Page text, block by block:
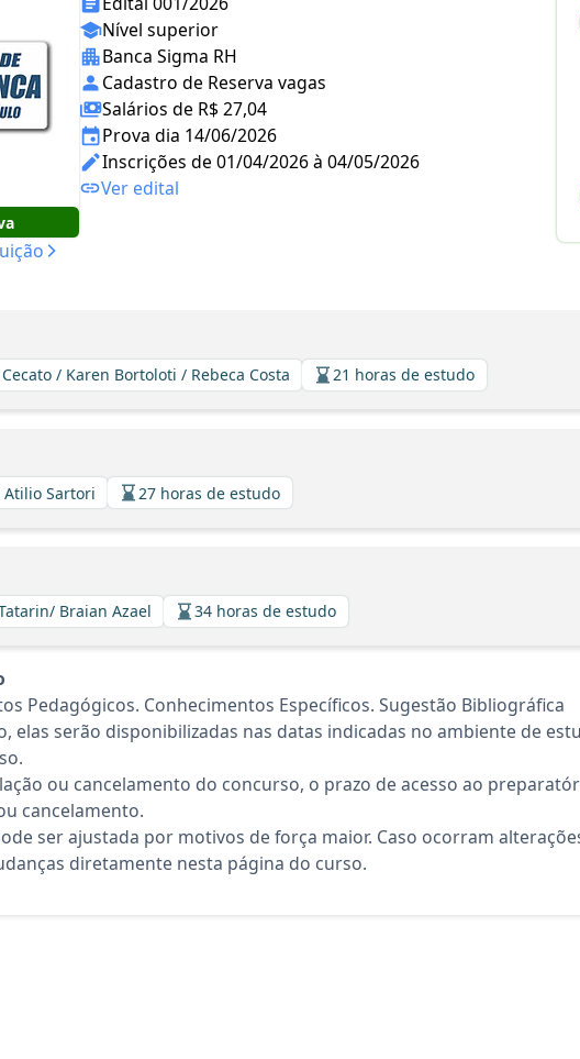
Nível superior
Banca Sigma RH
Cadastro de Reserva vagas
Salários de R$ 27,04
Prova dia 14/06/2026
Inscrições de 01/04/2026 à 04/05/2026
Ver edital
Cecato / Karen Bortoloti / Rebeca Costa 21 horas de estudo
Atilio Sartori 27 horas de estudo
Braian Azael 34 horas de estudo
Pedagógicos. Conhecimentos Específicos. Sugestão Bibliográfica
elas serão disponibilizadas nas datas indicadas no ambiente de
ou cancelamento do concurso, o prazo de acesso ao
cancelamento.
ser ajustada por motivos de força maior. Caso ocorram
diretamente nesta página do curso.